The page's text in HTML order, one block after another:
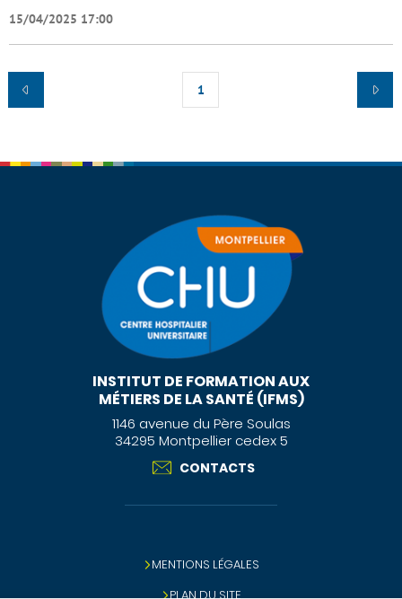
15/04/2025 17:00
1
INSTITUT DE FORMATION AUX
MÉTIERS DE LA SANTÉ (IFMS)
1146 avenue du Père Soulas
34295 Montpellier cedex 5
CONTACTS
MENTIONS LÉGALES
PLAN DU SITE